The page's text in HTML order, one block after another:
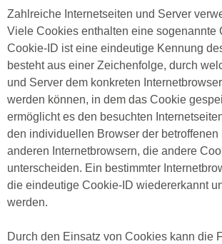
Zahlreiche Internetseiten und Server
Viele Cookies enthalten eine sogenannte
Cookie-ID ist eine eindeutige Kennung
besteht aus einer Zeichenfolge, durch
und Server dem konkreten
werden können, in dem das Cookie
ermöglicht es den besuchten
den individuellen Browser der betroffenen
anderen Internetbrowsern, die andere
unterscheiden. Ein bestimmter
die eindeutige Cookie-ID wiedererkannt
werden.
Durch den Einsatz von Cookies kann die